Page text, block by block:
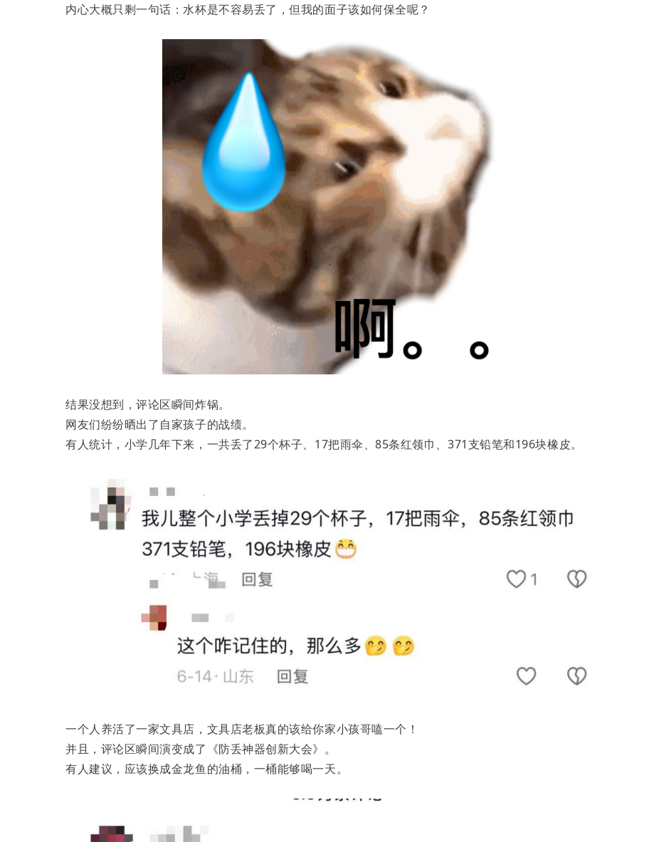
内心大概只剩一句话：水杯是不容易丢了，但我的面子该如何保全呢？
结果没想到，评论区瞬间炸锅。
网友们纷纷晒出了自家孩子的战绩。
有人统计，小学几年下来，一共丢了29个杯子、17把雨伞、85条红领巾、371支铅笔和196块橡皮。
一个人养活了一家文具店，文具店老板真的该给你家小孩哥嗑一个！
并且，评论区瞬间演变成了《防丢神器创新大会》。
有人建议，应该换成金龙鱼的油桶，一桶能够喝一天。